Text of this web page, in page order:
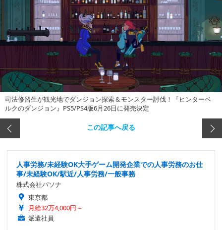
司法修習生が観光地でダンジョン探索＆モンスター討伐！『ヒンターベ
ルクのダンジョン』PS5/PS4版6月26日に発売決定
この記事へ戻る
人事労務/未経験OK大手ゲーム開発企業での人事労務のお仕
事/未経験OK/駅近/人事労務/一般事務
株式会社パソナ
東京都
月給32万4,000円～
派遣社員